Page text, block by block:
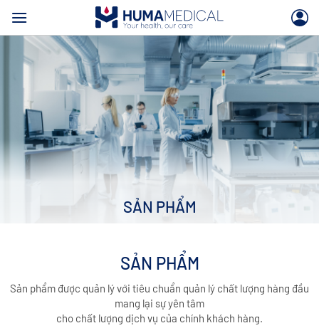
content
SẢN PHẨM
SẢN PHẨM
Sản phẩm được quản lý với tiêu chuẩn quản lý chất lượng hàng đầu
mang lại sự yên tâm
cho chất lượng dịch vụ của chính khách hàng.